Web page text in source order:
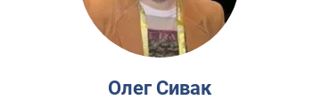
Олег Сивак